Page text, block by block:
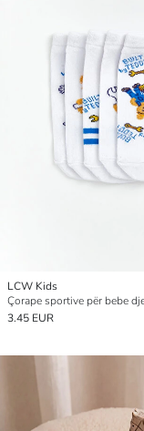
LCW Kids
3.45 EUR